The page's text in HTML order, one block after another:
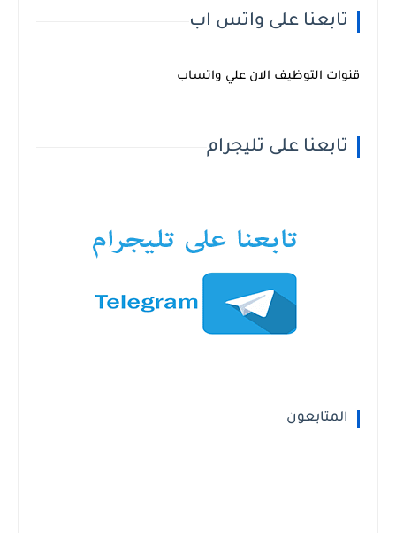
تابعنا على واتس اب
قنوات التوظيف الان علي واتساب
تابعنا على تليجرام
المتابعون